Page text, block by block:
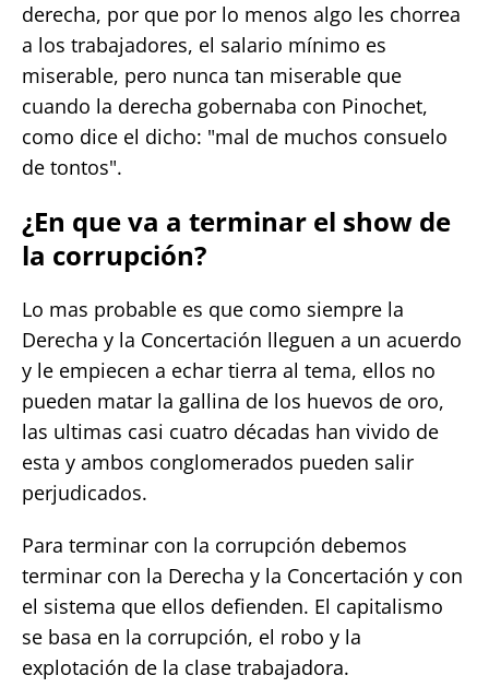
derecha, por que por lo menos algo les chorrea
a los trabajadores, el salario mínimo es
miserable, pero nunca tan miserable que
cuando la derecha gobernaba con Pinochet,
como dice el dicho: "mal de muchos consuelo
de tontos".
¿En que va a terminar el show de
la corrupción?
Lo mas probable es que como siempre la
Derecha y la Concertación lleguen a un acuerdo
y le empiecen a echar tierra al tema, ellos no
pueden matar la gallina de los huevos de oro,
las ultimas casi cuatro décadas han vivido de
esta y ambos conglomerados pueden salir
perjudicados.
Para terminar con la corrupción debemos
terminar con la Derecha y la Concertación y con
el sistema que ellos defienden. El capitalismo
se basa en la corrupción, el robo y la
explotación de la clase trabajadora.